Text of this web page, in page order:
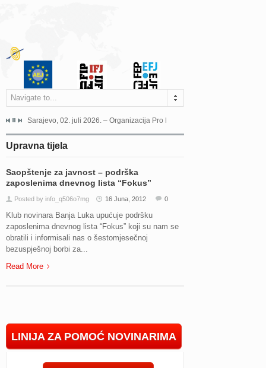
Navigate to...
Grada Sarajeva povodom Dana Sarajeva dugogodišnjoj...
Sarajevo, 02. juli 2026. – Organizacija Pro Educa juče je uspješno
Upravna tijela
Saopštenje za javnost – podrška
zaposlenima dnevnog lista “Fokus”
Posted by info_q506o7mg 16 Juna, 2012 0
Klub novinara Banja Luka upućuje podršku
zaposlenima dnevnog lista “Fokus” koji su nam se
obratili i informisali nas o šestomjesečnoj
bezuspješnoj borbi za...
Read More
LINIJA ZA POMOĆ NOVINARIMA